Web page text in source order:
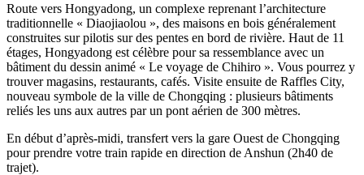
Route vers Hongyadong, un complexe reprenant l’architecture
traditionnelle « Diaojiaolou », des maisons en bois généralement
construites sur pilotis sur des pentes en bord de rivière. Haut de 11
étages, Hongyadong est célèbre pour sa ressemblance avec un
bâtiment du dessin animé « Le voyage de Chihiro ». Vous pourrez y
trouver magasins, restaurants, cafés. Visite ensuite de Raffles City,
nouveau symbole de la ville de Chongqing : plusieurs bâtiments
reliés les uns aux autres par un pont aérien de 300 mètres.
En début d’après-midi, transfert vers la gare Ouest de Chongqing
pour prendre votre train rapide en direction de Anshun (2h40 de
trajet).